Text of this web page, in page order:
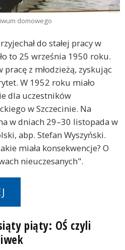
domowego
do stałej pracy w
to 25 września 1950 roku.
pracę z młodzieżą, zyskując
W 1952 roku miało
dla uczestników
w Szczecinie. Na
w dniach 29–30 listopada w
abp. Stefan Wyszyński.
miała konsekwencje? O
nieuczesanych".
piąty: OŚ czyli